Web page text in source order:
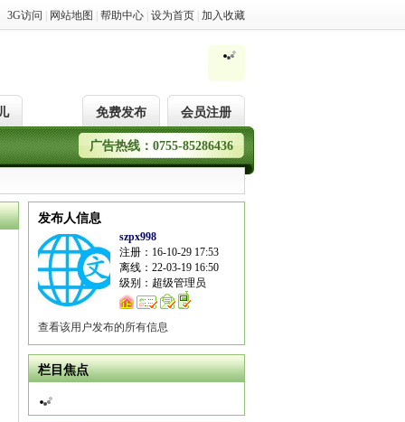
3G访问 网站地图 帮助中心 设为首页 加入收藏
会员注册
免费发布
广告热线：0755-85286436
发布人信息
szpx998
注册：16-10-29 17:53
离线：22-03-19 16:50
级别：超级管理员
查看该用户发布的所有信息
栏目焦点